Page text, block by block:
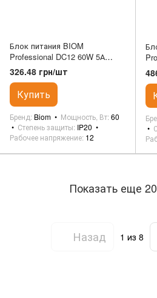
Блок питания BIOM
Professional DC12 60W 5А
138х36х24 BIOM
326.48 грн/шт
Купить
Бренд Biom Мощность, Вт 60
Степень защиты IP20
Рабочее напряжение 12
Показать еще
Назад 1 из 8